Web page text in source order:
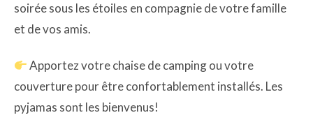
soirée sous les étoiles en compagnie de votre famille
et de vos amis.
Apportez votre chaise de camping ou votre
couverture pour être confortablement installés. Les
pyjamas sont les bienvenus!